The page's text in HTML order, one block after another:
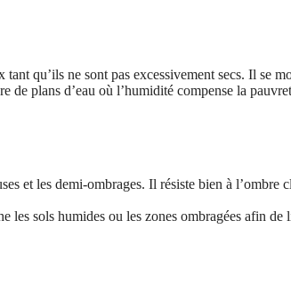
qu’ils ne sont pas excessivement secs. Il se
de plans d’eau où l’humidité compense la
et les demi-ombrages. Il résiste bien à l’ombre
les sols humides ou les zones ombragées afin de